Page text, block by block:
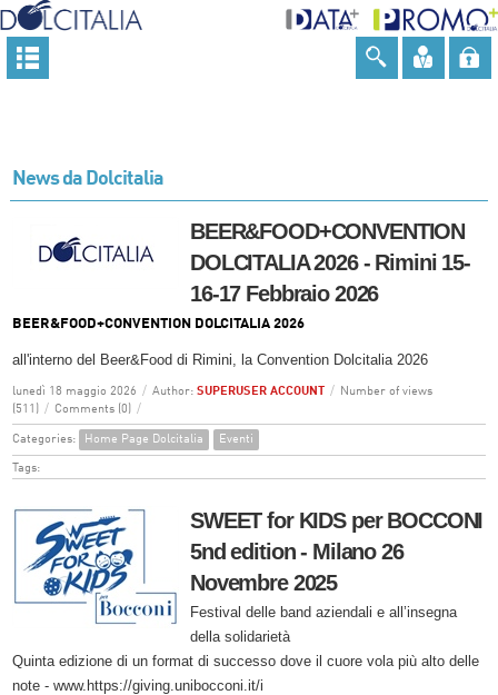
News da Dolcitalia
BEER&FOOD+CONVENTION
DOLCITALIA 2026 - Rimini 15-
16-17 Febbraio 2026
BEER&FOOD+CONVENTION DOLCITALIA 2026
all'interno del Beer&Food di Rimini, la Convention Dolcitalia 2026
lunedì 18 maggio 2026 / Author: SUPERUSER ACCOUNT /
Number of views
(511)
/ Comments (0) /
Categories: Home Page Dolcitalia Eventi
Tags:
SWEET for KIDS per BOCCONI
5nd edition - Milano 26
Novembre 2025
Festival delle band aziendali e all’insegna
della solidarietà
Quinta edizione di un format di successo dove il cuore vola più alto delle
note - www.https://giving.unibocconi.it/i